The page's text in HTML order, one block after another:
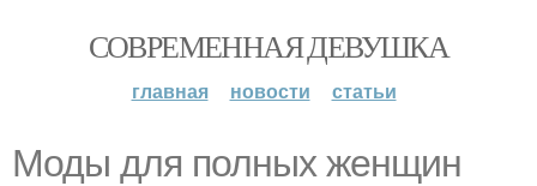
СОВРЕМЕННАЯ ДЕВУШКА
главная новости статьи
Моды для полных женщин